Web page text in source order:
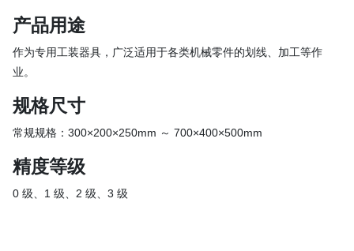
产品用途
作为专用工装器具，广泛适用于各类机械零件的划线、加工等作
业。
规格尺寸
常规规格：300×200×250mm ～ 700×400×500mm
精度等级
0 级、1 级、2 级、3 级